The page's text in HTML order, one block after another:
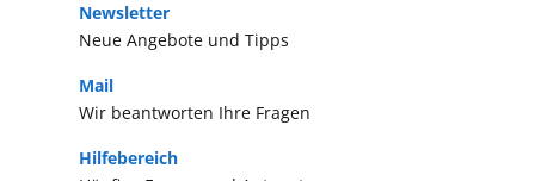
Neue Angebote und Tipps
Newsletter
Hilfebereich
Wir beantworten Ihre Fragen
Mail